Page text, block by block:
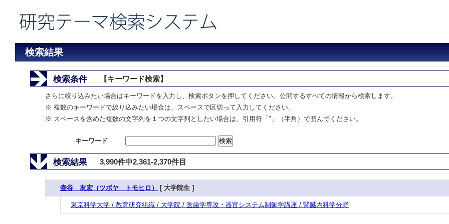
検索結果
検索条件 【キーワード検索】
さらに絞り込みたい場合はキーワードを入力し、検索ボタンを押してください。公開するすべての情報から検索します。
※ 複数のキーワードで絞り込みたい場合は、スペースで区切って入力してください。
※ スペースを含めた複数の文字列を１つの文字列としたい場合は、引用符「"」（半角）で囲んでください。
キーワード
検索結果 3,990件中2,361-2,370件目
壷谷 友宏（ツボヤ トモヒロ） [ 大学院生 ]
東京科学大学 / 教育研究組織 / 大学院 / 医歯学専攻・器官システム制御学講座 / 腎臓内科学分野